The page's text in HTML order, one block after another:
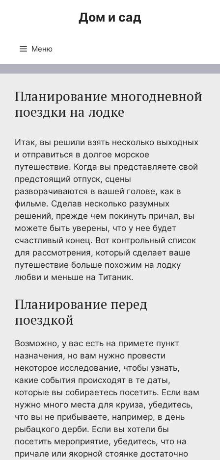
Дом и сад
Меню
Планирование многодневной
поездки на лодке
Итак, вы решили взять несколько выходных
и отправиться в долгое морское
путешествие. Когда вы представляете свой
предстоящий отпуск, сцены
разворачиваются в вашей голове, как в
фильме. Сделав несколько разумных
решений, прежде чем покинуть причал, вы
можете быть уверены, что у нее будет
счастливый конец. Вот контрольный список
для рассмотрения, который сделает ваше
путешествие больше похожим на лодку
любви и меньше на Титаник.
Планирование перед
поездкой
Возможно, у вас есть на примете пункт
назначения, но вам нужно провести
некоторое исследование, чтобы узнать,
какие события происходят в те даты,
которые вы собираетесь посетить. Если вам
нужно много места для круиза, убедитесь,
что вы не прибываете, например, в день
рыбацкого дерби. Если вы хотели бы
посетить мероприятие, убедитесь, что на
причале или якорной стоянке достаточно